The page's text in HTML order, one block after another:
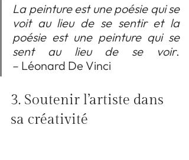
La peinture est une poésie qui se
voit au lieu de se sentir et la
poésie est une peinture qui se
sent au lieu de se voir.
– Léonard De Vinci
3. Soutenir l’artiste dans
sa créativité